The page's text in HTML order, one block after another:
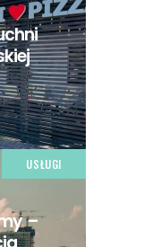
USŁUGI
–